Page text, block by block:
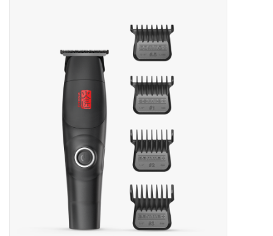
zu den besten Preisen
Kasho Desinfektion-
Scherenpflege
Geschenkgutscheine